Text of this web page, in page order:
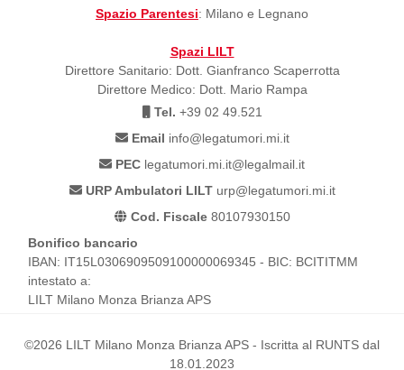
Spazio Parentesi: Milano e Legnano
Spazi LILT
Direttore Sanitario: Dott. Gianfranco Scaperrotta
Direttore Medico: Dott. Mario Rampa
Tel. +39 02 49.521
Email info@legatumori.mi.it
PEC legatumori.mi.it@legalmail.it
URP Ambulatori LILTurp@legatumori.mi.it
Cod. Fiscale80107930150
Bonifico bancario
IBAN: IT15L0306909509100000069345 - BIC: BCITITMM
intestato a:
LILT Milano Monza Brianza APS
©2026 LILT Milano Monza Brianza APS - Iscritta al RUNTS dal
18.01.2023